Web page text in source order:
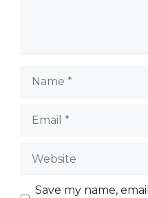
Website
Save my name,